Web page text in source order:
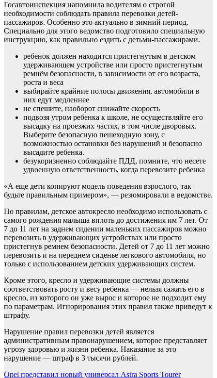
Госавтоинспекция напомнила водителям о строгой
необходимости соблюдать правила перевозки детей-
пассажиров. Особенно это актуально в зимний период.
Специально для этого ведомство подготовило специальную
инструкцию, как правильно ездить с детьми-пассажирами.
ребенок должен находится пристегнутым в детском
удерживающем устройстве или просто пристегнутым
ремнём безопасности, в зависимости от его возраста,
роста и веса
выбирайте крайние полосы движения, автомобили в
них едут медленнее
не спешите, наоборот снижайте скорость
подвозя утром ребенка к школе, не осуществляйте его
высадку на проезжих частях, в том числе дворовых.
Выберите безопасную пешеходную зону, с
возможностью остановки без нарушений и безопасно
высадите ребенка.
безукоризненно соблюдайте ПДД, помните, что несете
удвоенную ответственность, когда перевозите ребенка
«А еще дети копируют модель поведения взрослого, так
будьте правильным примером», — резюмировали в ведомстве.
По правилам, детское автокресло необходимо использовать с
самого рождения малыша вплоть до достижения им 7 лет. От
7 до 11 лет на заднем сидении маленьких пассажиров можно
перевозить в удерживающих устройствах или просто
пристегнув ремнем безопасности. Детей от 7 до 11 лет можно
перевозить и на переднем сиденье легкового автомобиля, но
только с использованием детских удерживающих систем.
Кроме этого, кресло и удерживающие системы должны
соответствовать росту и весу ребенка — нельзя сажать его в
кресло, из которого он уже вырос и которое не подходит ему
по параметрам. Игнорирования этих правил также приведут к
штрафу.
Нарушение правил перевозки детей является
административным правонарушением, которое представляет
угрозу здоровью и жизни ребенка. Наказание за это
нарушение — штраф в 3 тысячи рублей.
Opel представил новый универсал Astra Sports Tourer